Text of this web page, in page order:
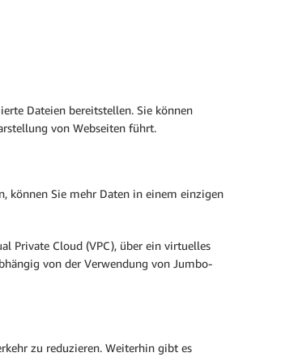
Dateien bereitstellen. Sie können
von Webseiten führt.
können Sie mehr Daten in einem einzigen
Private Cloud (VPC), über ein virtuelles
von der Verwendung von Jumbo-
zu reduzieren. Weiterhin gibt es